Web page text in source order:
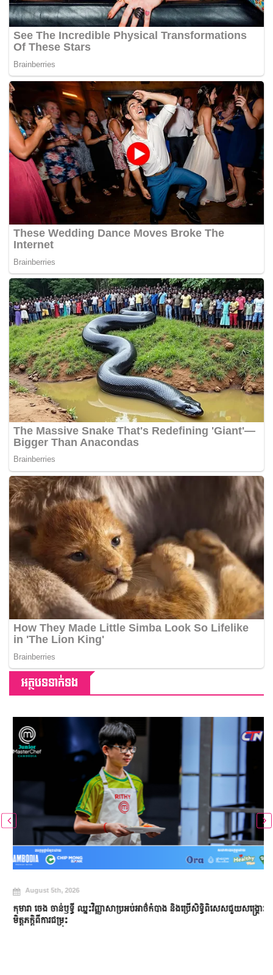
អត្ថបទទាក់ទង
August 5th, 2026
កុមារា ចេង ចាន់ឫទ្ធី ឈ្នះវិញ្ញាសាប្រអប់អាថ៌កំបាង និងប្រើសិទ្ធិពិសេសជួយសង្គ្រោះ
មិត្តភក្តិពីការជម្រុះ